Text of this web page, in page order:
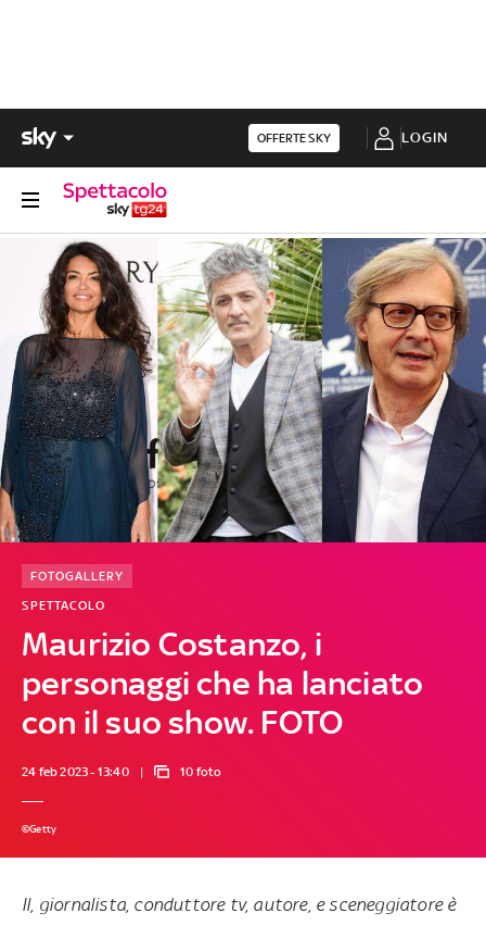
OFFERTE SKY LOGIN
Maurizio Costanzo, i
personaggi che ha lanciato
con il suo show. FOTO
SPETTACOLO
FOTOGALLERY
24 feb 2023 - 13:40 10 foto
©Getty
Il, giornalista, conduttore tv, autore, e sceneggiatore è